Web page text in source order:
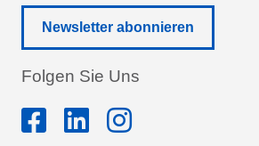
Newsletter abonnieren
Folgen Sie Uns